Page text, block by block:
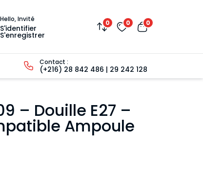
Hello, Invité
S'identifier
S'enregistrer
0 0 0
Contact :
(+216) 28 842 486 | 29 242 128
– Douille E27 –
Ampoule